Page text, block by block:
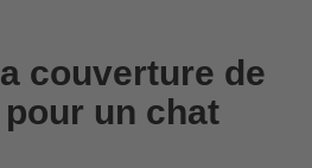
couverture de
un chat